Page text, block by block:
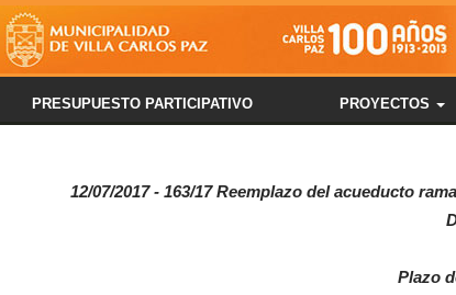
PRESUPUESTO PARTICIPATIVO PROYECTOS
12/07/2017 - 163/17 Reemplazo del acueducto
Plazo